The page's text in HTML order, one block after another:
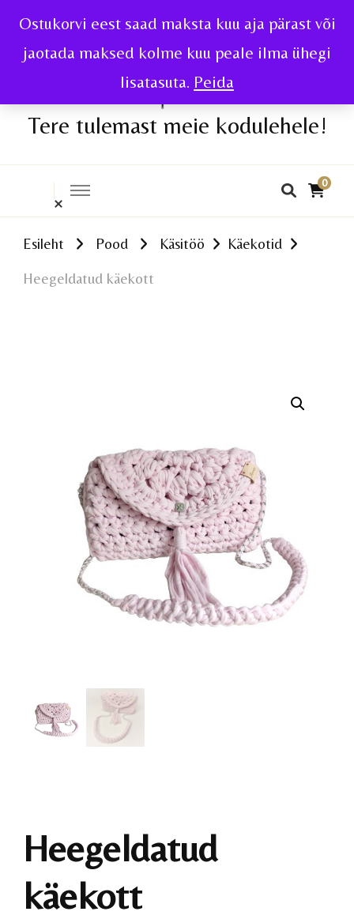
Ostukorvi eest saad maksta kuu aja pärast või
jaotada maksed kolme kuu peale ilma ühegi
lisatasuta. Peida
Tere tulemast meie kodulehele!
0
Esileht Pood Käsitöö Käekotid
Heegeldatud käekott
Heegeldatud
käekott